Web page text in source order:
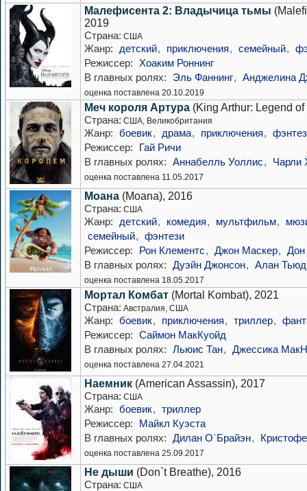
Малефисента 2: Владычица тьмы
2019
Страна: США
Жанр: детский, приключения, семейный,
Режиссер: Хоаким Роннинг
В главных ролях:
Эль Фаннинг, Анджелина
оценка поставлена 20.10.2019
Меч короля Артура (King Arthur: Legend
Страна: США, Великобритания
Жанр: боевик, драма, приключения,
Режиссер:
Гай Ричи
В главных ролях: Аннабелль Уоллис, Чарли
оценка поставлена 11.05.2017
Моана (Moana), 2016
Страна: США
Жанр: детский, комедия, мультфильм,
семейный, фэнтези
Режиссер:
Рон Клементс, Джон Маскер,
В главных ролях: Дуэйн Джонсон, Алан
оценка поставлена 18.05.2017
Мортал Комбат (Mortal Kombat), 2021
Страна: Австралия, США
Жанр: боевик, приключения, триллер,
Режиссер: Саймон МакКуойд
В главных ролях: Льюис Тан, Джессика
оценка поставлена 27.04.2021
Наемник (American Assassin), 2017
Страна: США
Жанр: боевик, триллер
Режиссер:
Майкл Куэста
В главных ролях: Дилан О`Брайэн,
оценка поставлена 25.09.2017
Не дыши (Don`t Breathe), 2016
Страна: США